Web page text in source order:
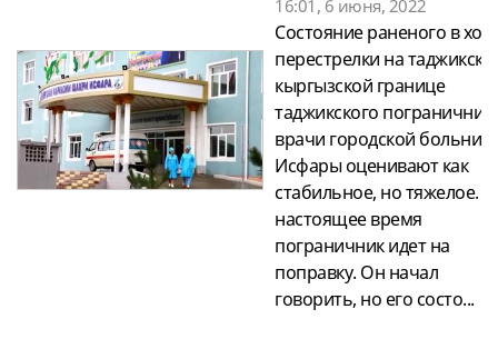
16:01, 6 июня, 2022
Состояние раненого в
перестрелки на таджикско-
кыргызской границе
таджикского
врачи городской
Исфары оценивают как
стабильное, но тяжелое.
настоящее время
пограничник идет на
поправку. Он начал
говорить, но его состо...